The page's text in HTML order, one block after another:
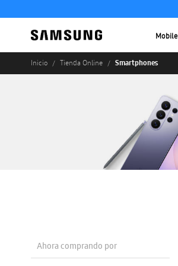
Mobile
Inicio Tienda Online Smartphones
Ahora comprando por